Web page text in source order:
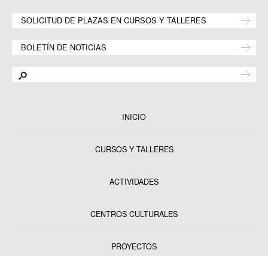
SOLICITUD DE PLAZAS EN CURSOS Y TALLERES
BOLETÍN DE NOTICIAS
INICIO
CURSOS Y TALLERES
ACTIVIDADES
CENTROS CULTURALES
PROYECTOS